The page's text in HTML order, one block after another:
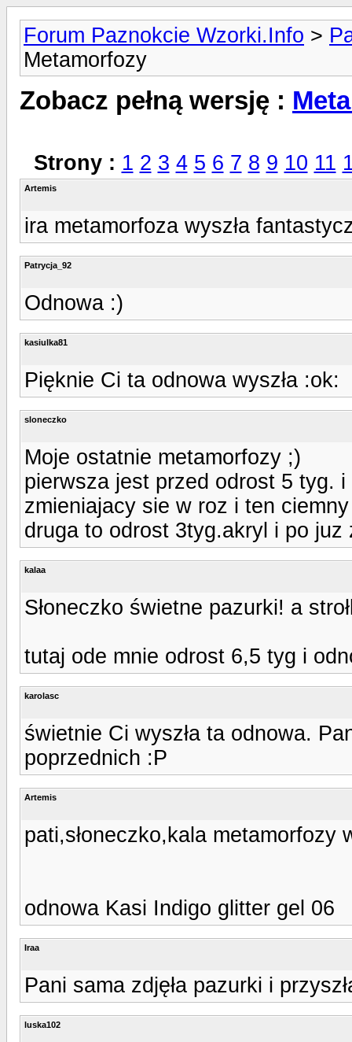
Forum Paznokcie Wzorki.Info >
Metamorfozy
Zobacz pełną wersję :
Strony : 1 2 3 4 5 6 7 8 9 10 11
Artemis
ira metamorfoza wyszła
Patrycja_92
Odnowa :)
kasiulka81
Pięknie Ci ta odnowa wyszła :ok:
sloneczko
Moje ostatnie metamorfozy ;)
pierwsza jest przed odrost 5 tyg.
zmieniajacy sie w roz i ten
druga to odrost 3tyg.akryl i po juz
kalaa
Słoneczko świetne pazurki! a
tutaj ode mnie odrost 6,5 tyg i
karolasc
świetnie Ci wyszła ta odnowa.
poprzednich :P
Artemis
pati,słoneczko,kala metamorfozy
odnowa Kasi Indigo glitter gel 06
Iraa
Pani sama zdjęła pazurki i
luska102